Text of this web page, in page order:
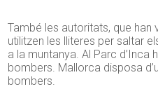
També les autoritats, que
utilitzen les lliteres per saltar
a la muntanya. Al Parc d’Inca
bombers. Mallorca disposa
bombers.